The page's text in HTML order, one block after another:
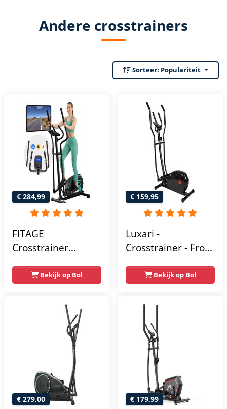
Andere crosstrainers
Sorteer: Populariteit
€ 284,99
FITAGE
Crosstrainer
Crosstrainers met
Bluetooth Kinomap
& Zwift - Fitness
Trainer met 24
trainingsprogramma’s
- Nauwkeurige
Hartslagmeter
Bekijk op Bol
€ 159,95
Luxari -
Crosstrainer - Front
hartslagfunctie en
tablethouder -
Elliptische Trainer -
Crosstrainer
Fitness
Bekijk op Bol
€ 279,00 € 179,99